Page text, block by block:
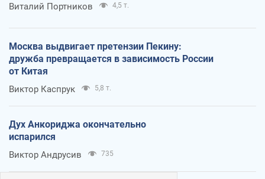
Виталий Портников 4,5 т.
Москва выдвигает претензии Пекину:
дружба превращается в зависимость России
от Китая
Виктор Каспрук 5,8 т.
Дух Анкориджа окончательно
испарился
Виктор Андрусив 735